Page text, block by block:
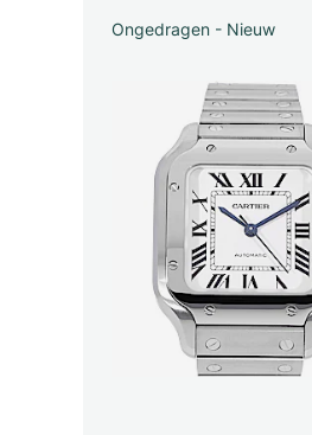
Ongedragen - Nieuw